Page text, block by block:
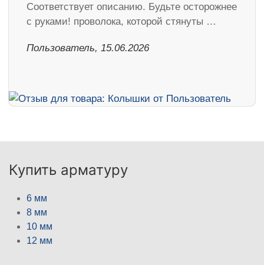
Соответствует описанию. Будьте осторожнее
с руками! проволока, которой стянуты …
Пользователь, 15.06.2026
Купить арматуру
6 мм
8 мм
10 мм
12 мм